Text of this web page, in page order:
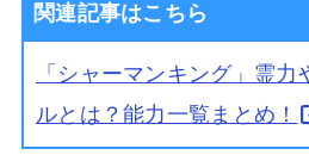
関連記事はこちら
「シャーマンキング」霊
ルとは？能力一覧まとめ！